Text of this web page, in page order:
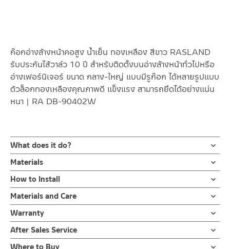
ก๊อกอ่างล้างหน้าคอสูง น้ำเย็น ทองเหลือง สีขาว RASLAND
รับประกันไส้วาล์ว 10 ปี สำหรับติดตั้งบนอ่างล้างหน้าทั่วไปหรือ
อ่างเฟอร์นิเจอร์ ขนาด กลาง-ใหญ่ แบบมีรูก๊อก ได้หลายรูปแบบ
ตัวล็อกทองเหลืองคุณภาพดี แข็งแรง สามารถยึดได้อย่างแน่น
หนา | RA DB-90402W
What does it do?
1.ก๊อกน้ำ ก๊อกน้ำอ่างล้างหน้า ก๊อกอ่างล้างมือ น้ำเย็น แบบทรงสูง ผลิต
จากทองเหลือง ชุบสีขาว ก้านเปิด-ปิดแบบโยก ตัวล็อกใต้ก๊อกเป็นเกลียว
ทองเหลืองคุณภาพดี รับประกันวาล์วน้ำไม่รั่วซึม 10 ปี
2.ก๊อกน้ำล้างหน้า ก๊อกน้ำล้างมือแบบน้ำเย็น สำหรับอ่างล้างมือแบบวาง
บนเคาน์เตอร์ ผลิตจากทองเหลืองชุบสีขาว ต้านการการกัดกร่อน มี
ความสวยงามเมื่อทำการชุบสี และไม่ขึ้นสนิม ตัวก๊อกออกแบบให้ปาก
ก๊อกทำองศาการปล่อยได้อย่างเหมาะสม สะดวกต่อการชำระล้าง การ
เปิดน้ำออกแบบมือจับเป็นแบบโยก ทำให้สะดวกในการเปิด-ปิด การติด
Materials
ตัวก๊อกน้ำ
ผลิตจากทองเหลือง ชุบสีขาว
How to Install
สำหรับ การติดตั้ง ก๊อกน้ำ วาล์วเปิดปิดน้ำ ฝักบัว และ ชุดสายฉีดชำระ
สำหรับการติดตั้งใหม่ ให้ไล่ฝุ่น เศษทราย เศษท่อ ออกจากท่อน้ำก่อนติด
ตั้งสินค้า โดยปล่อยน้ำให้ไหลออกจากท่อนาน 1 นาที เพื่อให้แรงน้ำพัดพา
เศษละอองต่างๆ ออกจากท่อน้ำ มิเช่นนั้นสิ่งสกปรกจะเข้าไปภายในสินค้า
และสร้างความเสียหายได้ หากตรวจพบเศษละอองต่างๆในสินค้า จะไม่อยู่
Materials and Care
คำแนะนำในการดูแลรักษาผลิตภัณฑ์
1.ไม่ทำสินค้าให้เกิดความเสียหายอื่น ๆ นอกจากการใช้งานปกติ เช่นไม่ทำ
ตก ไม่งัดหรือโยกสินค้าแรงๆ
Warranty
รับประกันไส้วาล์ว ไม่รั่วซึม 10 ปี
After Sales Service
Online Platform